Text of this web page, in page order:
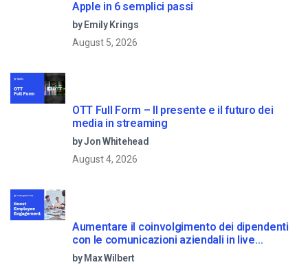
Apple in 6 semplici passi
by Emily Krings
August 5, 2026
OTT Full Form – Il presente e il futuro dei
media in streaming
by Jon Whitehead
August 4, 2026
Aumentare il coinvolgimento dei dipendenti
con le comunicazioni aziendali in live
streaming
by Max Wilbert